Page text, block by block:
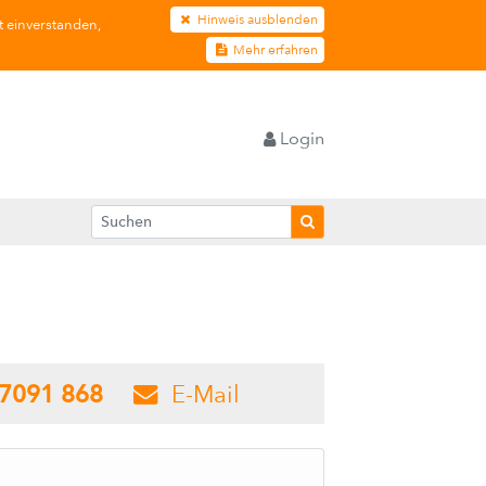
einverstanden,
Hinweis ausblenden
Mehr erfahren
Login
868 - E-Mail